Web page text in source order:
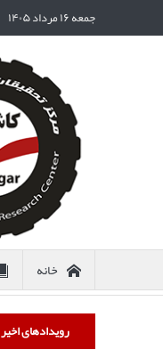
جمعه ۱۶ مرداد ۱۴۰۵
خانه
رویدادهای اخیر